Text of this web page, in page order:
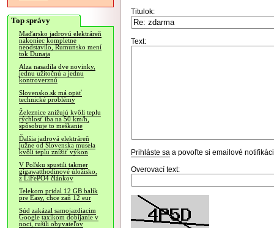
Top správy
Maďarsko jadrovú elektráreň
nakoniec kompletne
neodstavilo, Rumunsko mení
tok Dunaja
Alza nasadila dve novinky,
jednu užitočnú a jednu
kontroverznú
Slovensko.sk má opäť
technické problémy
Železnice znižujú kvôli teplu
rýchlosť iba na 50 km/h,
spôsobuje to meškanie
Ďalšia jadrová elektráreň
južne od Slovenska musela
kvôli teplu znížiť výkon
V Poľsku spustili takmer
gigawatthodinové úložisko,
z LiFePO4 článkov
Telekom pridal 12 GB balík
pre Easy, chce zaň 12 eur
Súd zakázal samojazdiacim
Google taxíkom dobíjanie v
noci, rušili obyvateľov
Titulok:
Text:
Prihláste sa a povoľte si emailové
Overovací text: